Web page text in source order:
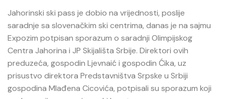
Jahorinski ski pass je dobio na vrijednosti, poslije
saradnje sa slovenačkim ski centrima, danas je na sajmu
Expozim potpisan sporazum o saradnji Olimpijskog
Centra Jahorina i JP Skijališta Srbije. Direktori ovih
preduzeća, gospodin Ljevnaić i gospodin Ćika, uz
prisustvo direktora Predstavništva Srpske u Srbiji
gospodina Mlađena Cicovića, potpisali su sporazum koji